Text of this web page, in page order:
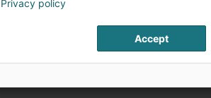
Privacy policy
Accept